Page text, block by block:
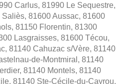
Carlus, 81990 Le Sequestre,
81600 Aussac, 81600
81150 Florentin, 81300
Lasgraisses, 81600 Técou,
81140 Cahuzac s/Vère, 81140
de-Montmiral, 81140
81140 Montels, 81140
81140 Ste-Cécile-du-Cayrou,